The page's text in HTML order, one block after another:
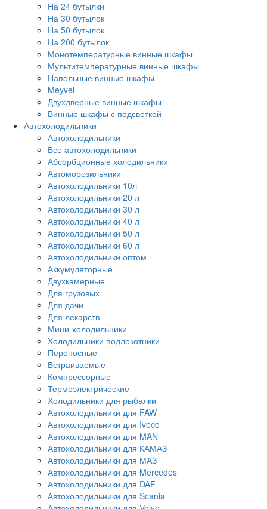
На 24 бутылки
На 30 бутылок
На 50 бутылок
На 200 бутылок
Монотемпературные винные шкафы
Мультитемпературные винные шкафы
Напольные винные шкафы
Meyvel
Двухдверные винные шкафы
Винные шкафы с подсветкой
Автохолодильники
Автохолодильники
Все автохолодильники
Абсорбционные холодильники
Автоморозильники
Автохолодильники 10л
Автохолодильники 20 л
Автохолодильники 30 л
Автохолодильники 40 л
Автохолодильники 50 л
Автохолодильники 60 л
Автохолодильники оптом
Аккумуляторные
Двухкамерные
Для грузовых
Для дачи
Для лекарств
Мини-холодильники
Холодильники подлокотники
Переносные
Встраиваемые
Компрессорные
Термоэлектрические
Холодильники для рыбалки
Автохолодильники для FAW
Автохолодильники для Iveco
Автохолодильники для MAN
Автохолодильники для КАМАЗ
Автохолодильники для МАЗ
Автохолодильники для Mercedes
Автохолодильники для DAF
Автохолодильники для Scania